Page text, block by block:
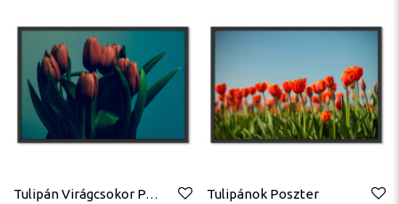
Tulipán Virágcsokor Poszter Tulipánok Poszter